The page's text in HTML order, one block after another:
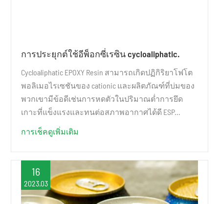
การประยุกต์ใช้อีพ็อกซี่เรซิน cycloaliphatic.
Cycloaliphatic EPOXY Resin สามารถเกิดปฏิกิริยาโฟโต
พอลิเมอไรเซชันของ cationic และผลิตภัณฑ์ที่บ่มของ
พวกเขามีข้อดีเช่นการหดตัวในปริมาณต่ำการยึด
เกาะที่แข็งแรงและทนต่อสภาพอากาศได้ดี ESP...
การเช็คดูเพิ่มเติม
16
2023.03